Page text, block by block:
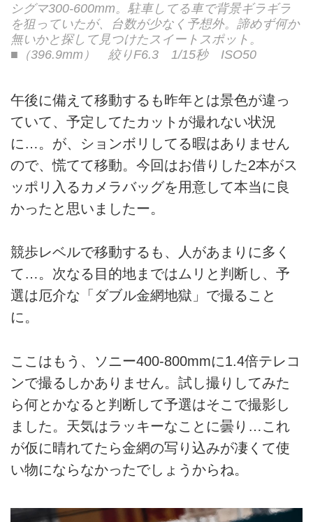
シグマ300-600mm。駐車してる車で背景ギラギラ
を狙っていたが、台数が少なく予想外。諦めず何か
無いかと探して見つけたスイートスポット。
■（396.9mm） 絞りF6.3 1/15秒 ISO50
午後に備えて移動するも昨年とは景色が違っ
ていて、予定してたカットが撮れない状況
に…。が、ションボリしてる暇はありません
ので、慌てて移動。今回はお借りした2本がス
ッポリ入るカメラバッグを用意して本当に良
かったと思いましたー。
競歩レベルで移動するも、人があまりに多く
て…。次なる目的地まではムリと判断し、予
選は厄介な「ダブル金網地獄」で撮ること
に。
ここはもう、ソニー400-800mmに1.4倍テレコ
ンで撮るしかありません。試し撮りしてみた
ら何とかなると判断して予選はそこで撮影し
ました。天気はラッキーなことに曇り…これ
が仮に晴れてたら金網の写り込みが凄くて使
い物にならなかったでしょうからね。